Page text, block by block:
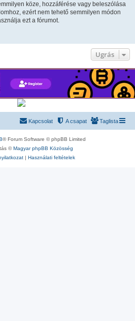
köze, hozzáférése vagy beleszólása
ezért nem tehető semmilyen módon
ezt a fórumot.
Ugrás
Taglista
A csapat
Kapcsolat
® Forum Software © phpBB Limited
©Magyar phpBB Közösség
| Használati feltételek